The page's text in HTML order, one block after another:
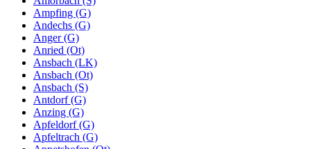
Ampfing (G)
Andechs (G)
Anger (G)
Anried (Ot)
Ansbach (LK)
Ansbach (Ot)
Ansbach (S)
Antdorf (G)
Anzing (G)
Apfeldorf (G)
Apfeltrach (G)